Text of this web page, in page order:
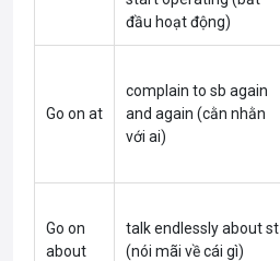
đầu hoạt động)
Go on at
complain to sb again
and again (cằn nhằn
với ai)
Go on
about
talk endlessly about st
(nói mãi về cái gì)